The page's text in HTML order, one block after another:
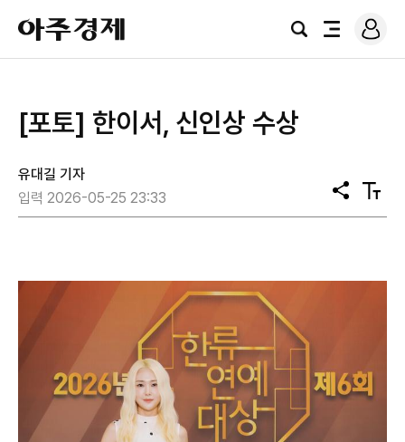
아
주
경
검
전
로
그
[포토] 한이서, 신인상 수상
유대길 기자
입력 2026-05-25 23:33
공
유
텍
스